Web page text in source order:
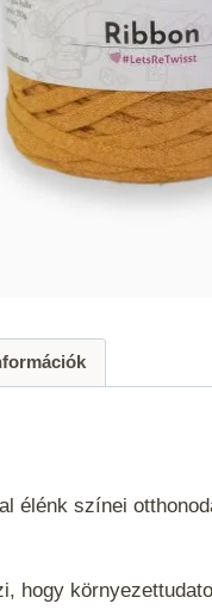
élénk színei
hogy